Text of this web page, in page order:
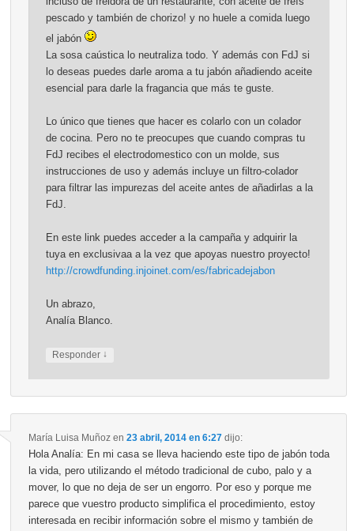
pescado y también de chorizo! y no huele a comida luego
el jabón
La sosa caústica lo neutraliza todo. Y además con FdJ si
lo deseas puedes darle aroma a tu jabón añadiendo aceite
esencial para darle la fragancia que más te guste.
Lo único que tienes que hacer es colarlo con un colador
de cocina. Pero no te preocupes que cuando compras tu
FdJ recibes el electrodomestico con un molde, sus
instrucciones de uso y además incluye un filtro-colador
para filtrar las impurezas del aceite antes de añadirlas a la
FdJ.
En este link puedes acceder a la campaña y adquirir la
tuya en exclusivaa a la vez que apoyas nuestro proyecto!
http://crowdfunding.injoinet.com/es/fabricadejabon
Un abrazo,
Analía Blanco.
Responder ↓
María Luisa Muñozen 23 abril, 2014 en 6:27 dijo:
Hola Analía: En mi casa se lleva haciendo este tipo de jabón toda
la vida, pero utilizando el método tradicional de cubo, palo y a
mover, lo que no deja de ser un engorro. Por eso y porque me
parece que vuestro producto simplifica el procedimiento, estoy
interesada en recibir información sobre el mismo y también de